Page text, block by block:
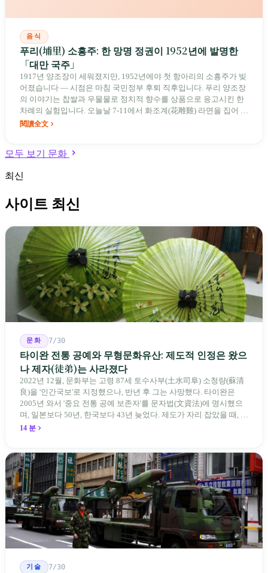
음식
푸리(埔里) 소흥주: 한 망명 정권이 1952년에 발명한
「대만 국주」
1917년 양조장이 세워졌지만, 1952년에야 첫 항아리의 소흥주가 빚
어졌습니다 — 시점은 마침 국민정부 후퇴 직후입니다. 푸리 양조장
의 이야기는 찹쌀과 우물물로 정치적 향수를 상품으로 응고시킨 한
차례의 실험입니다. 오늘날 7-11에서 화조계(花雕雞) 라면을 집어 든
다면, 당신이 들고 있는 것은 대만 전후사의 어떤 맛입니다.
閱讀全文
모두 보기 문화
최신
사이트 최신
문화 7/30
타이완 전통 공예와 무형문화유산: 제도적 인정은 왔으
나 제자(徒弟)는 사라졌다
2022년 12월, 문화부는 고령 87세 토수사부(土水司阜) 소청량(蘇清
良)을 '인간국보'로 지정했으나, 반년 후 그는 사망했다. 타이완은
2005년 와서 '중요 전통 공예 보존자'를 문자법(文資法)에 명시했으
며, 일본보다 50년, 한국보다 43년 늦었다. 제도가 자리 잡았을 때, 제
자 제도는 이미 1970-80년대 산업화 과정에서 붕괴되었다. 600여 명
14 분
기술 7/30